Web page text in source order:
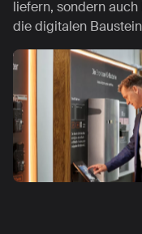
liefern, sondern
die digitalen